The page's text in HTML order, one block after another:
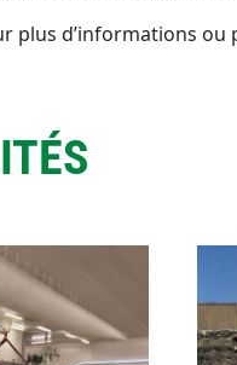
plus d’informations